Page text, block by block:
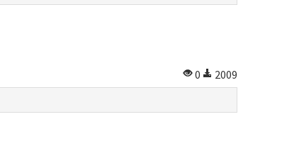
0
2009